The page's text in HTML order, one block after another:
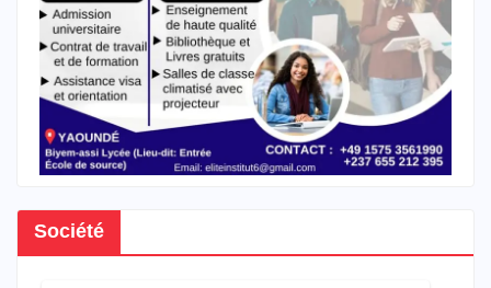
Société